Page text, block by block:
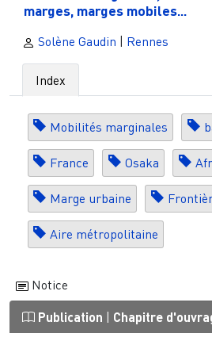
marges, marges mobiles...
Solène Gaudin Rennes
Index
Mobilités marginales
France Osaka
Marge urbaine
Aire métropolitaine
Notice
Publication Chapitre